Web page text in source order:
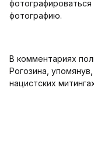
фотографию.
В комментариях
Рогозина,
нацистских